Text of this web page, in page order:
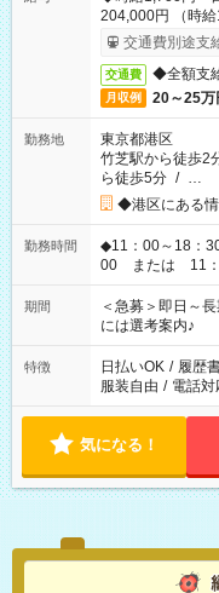
204,000円 （時給
交通費別途支
交通費 ◆全額支
月収例 20～25万
勤務地
東京都港区
竹芝駅から徒歩2
ら徒歩5分 / …
◆港区にある情
勤務時間
◆11：00～18：
00 または 11：30～18：30 。*
ば前職が、 在宅/
スタッフ スイー
業界から入社して
期間
＜急募＞即日～
には選考案内♪
特徴 日払いOK / 履歴
服装自由 / 電話対
気になる！